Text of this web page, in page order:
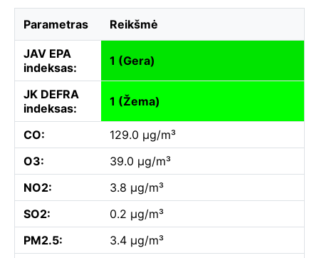
Parametras Reikšmė
JAV EPA
indeksas:
1 (Gera)
JK DEFRA
indeksas:
1 (Žema)
CO:
129.0 µg/m³
O3:
39.0 µg/m³
NO2:
3.8 µg/m³
SO2:
0.2 µg/m³
PM2.5:
3.4 µg/m³